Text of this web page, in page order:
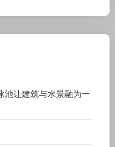
池让建筑与水景融为一